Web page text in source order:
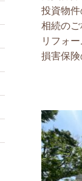
投資物
相続の
リフォ
損害保